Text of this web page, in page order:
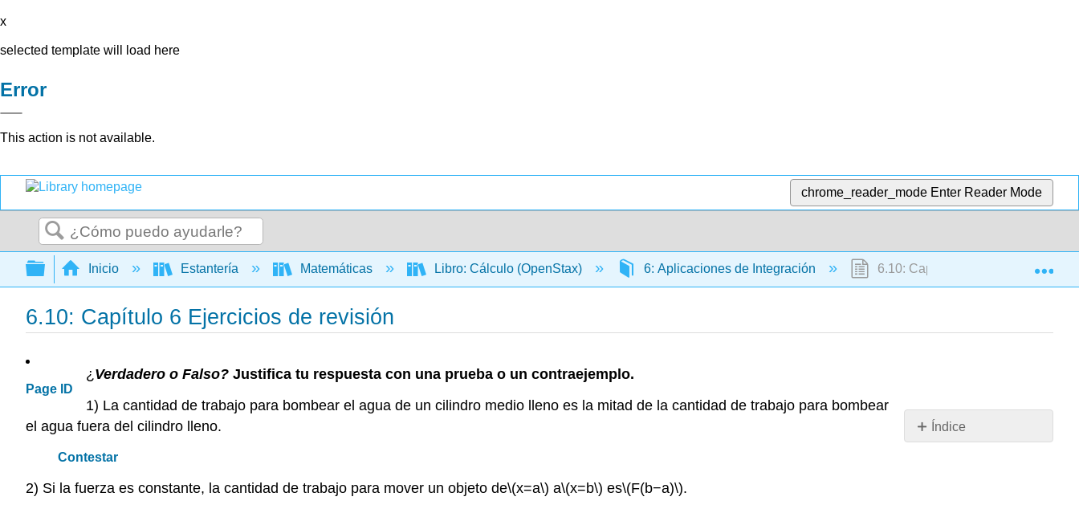
x
selected template will load here
Error
This action is not available.
chrome_reader_mode Enter Reader Mode
Buscar
Expandir/contraer jerarquía global
Inicio Estantería Matemáticas Libro: Cálculo (OpenStax) 6: Aplicaciones de Integración 6.10: Capítulo 6 Ejercicios de
6.10: Capítulo 6 Ejercicios de revisión
Page ID
Índice
Sin
¿Verdadero o Falso? Justifica tu respuesta con una prueba o un contraejemplo.
1) La cantidad de trabajo para bombear el agua de un cilindro medio lleno es la mitad de la cantidad de trabajo para bombear
el agua fuera del cilindro lleno.
Contestar
2) Si la fuerza es constante, la cantidad de trabajo para mover un objeto de\(x=a\) a\(x=b\) es\(F(b−a)\).